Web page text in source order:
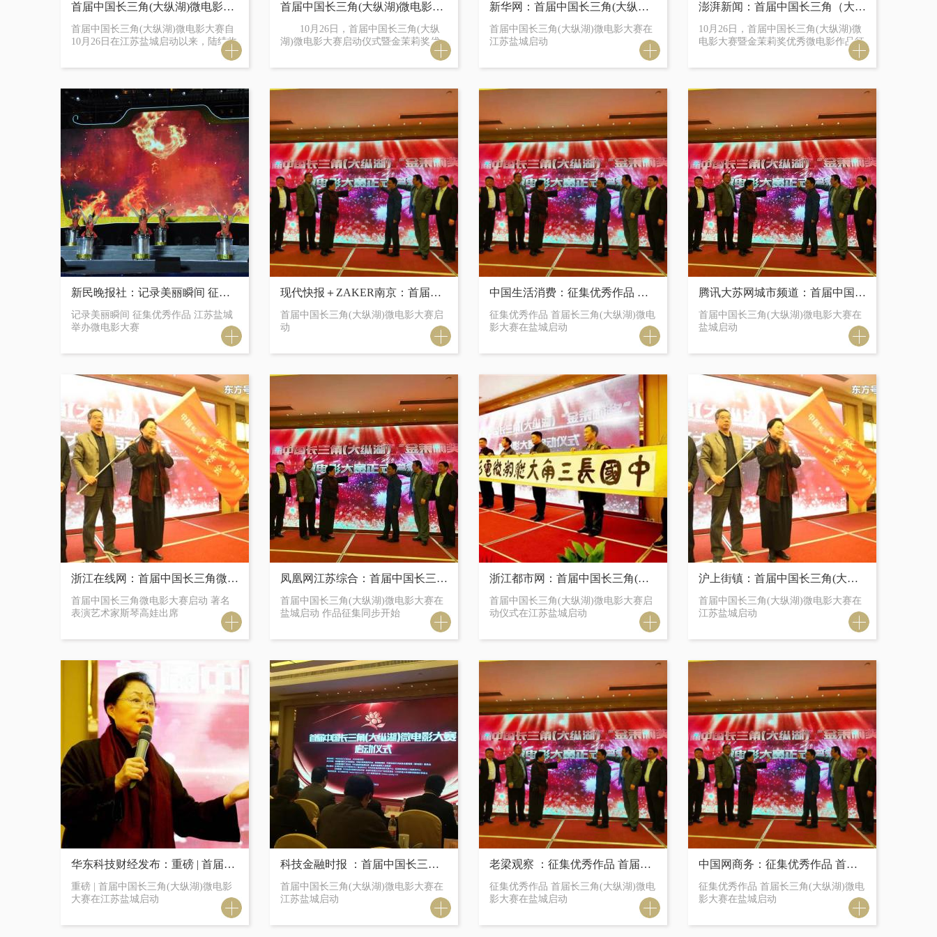
首届中国长三角(大纵湖)微电影大赛作品正在火热征集中！
首届中国长三角(大纵湖)微电影大赛自
10月26日在江苏盐城启动以来，陆续收
到来自政府、全国各大院校、影视制作
公司等国内外的参赛作品已300多部，
样、各具特色。
首届中国长三角(大纵湖)微电影大赛作品征集全面启动
10月26日，首届中国长三角(大纵
湖)微电影大赛启动仪式暨金茉莉奖优
秀微电影作品征集活动在江苏盐城举
行。作品征集从即日起至2020年2月8日
新华网：首届中国长三角(大纵湖)微电影大赛在江苏盐城启动
首届中国长三角(大纵湖)微电影大赛在
江苏盐城启动
澎湃新闻：首届中国长三角（大纵湖）微电影大赛在江苏盐城启动
10月26日，首届中国长三角(大纵湖)微
电影大赛暨金茉莉奖优秀微电影作品征
集活动在江苏盐城举行启动仪式。作品
征集从即日起至2020年2月8日止，并拟
区举办首届中国长三角（大纵湖）微电
新民晚报社：记录美丽瞬间 征集优秀作品 江苏盐城举办微电影大赛
记录美丽瞬间 征集优秀作品 江苏盐城
举办微电影大赛
现代快报＋ZAKER南京：首届中国长三角(大纵湖)微电影大赛启动
首届中国长三角(大纵湖)微电影大赛启
动
中国生活消费：征集优秀作品 首届长三角(大纵湖)微电影大赛在盐城启动
征集优秀作品 首届长三角(大纵湖)微电
影大赛在盐城启动
腾讯大苏网城市频道：首届中国长三角(大纵湖)微电影大赛在盐城启动
首届中国长三角(大纵湖)微电影大赛在
盐城启动
浙江在线网：首届中国长三角微电影大赛启动 著名表演艺术家斯琴高娃出席
首届中国长三角微电影大赛启动 著名
表演艺术家斯琴高娃出席
凤凰网江苏综合：首届中国长三角(大纵湖)微电影大赛在盐城启动 作品征集同步开始
首届中国长三角(大纵湖)微电影大赛在
盐城启动 作品征集同步开始
浙江都市网：首届中国长三角(大纵湖)微电影大赛启动仪式在江苏盐城启动
首届中国长三角(大纵湖)微电影大赛启
动仪式在江苏盐城启动
沪上街镇：首届中国长三角(大纵湖)微电影大赛在江苏盐城启动
首届中国长三角(大纵湖)微电影大赛在
江苏盐城启动
华东科技财经发布：重磅 | 首届中国长三角(大纵湖)微电影大赛在江苏盐城启动
重磅 | 首届中国长三角(大纵湖)微电影
大赛在江苏盐城启动
科技金融时报 ：首届中国长三角(大纵湖)微电影大赛在江苏盐城启动
首届中国长三角(大纵湖)微电影大赛在
江苏盐城启动
老梁观察 ：征集优秀作品 首届长三角(大纵湖)微电影大赛在盐城启动
征集优秀作品 首届长三角(大纵湖)微电
影大赛在盐城启动
中国网商务：征集优秀作品 首届长三角(大纵湖)微电影大赛在盐城启动
征集优秀作品 首届长三角(大纵湖)微电
影大赛在盐城启动